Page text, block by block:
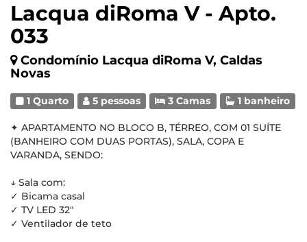
Lacqua diRoma V - Apto.
033
Condomínio Lacqua diRoma V, Caldas
Novas
1 Quarto 5 pessoas 3 Camas 1 banheiro
✦ APARTAMENTO NO BLOCO B, TÉRREO, COM 01 SUÍTE
(BANHEIRO COM DUAS PORTAS), SALA, COPA E
VARANDA, SENDO:
↓ Sala com:
✓ Bicama casal
✓ TV LED 32"
✓ Ventilador de teto